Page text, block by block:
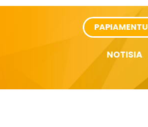
PAPIAMENTU
NOTISIA